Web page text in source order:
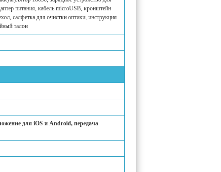
питания, кабель microUSB, кронштейн
салфетка для очистки оптики, инструкция
талон
для iOS и Android, передача